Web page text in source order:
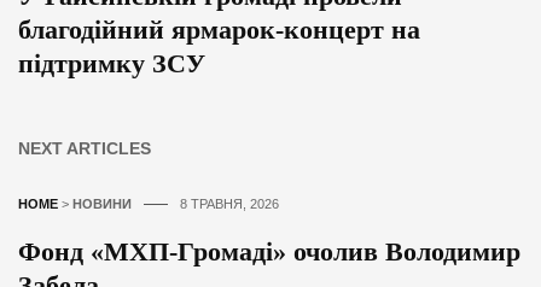
благодійний ярмарок-концерт на
підтримку ЗСУ
NEXT ARTICLES
HOME > НОВИНИ 8 ТРАВНЯ, 2026
Фонд «МХП-Громаді» очолив Володимир